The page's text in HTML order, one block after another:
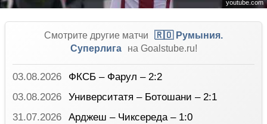
youtube.com
Смотрите другие матчи
🇷🇴 Румыния.
Суперлига
на Goalstube.ru!
03.08.2026
ФКСБ – Фарул – 2:2
03.08.2026
Университатя – Ботошани – 2:1
31.07.2026
Арджеш – Чиксереда – 1:0